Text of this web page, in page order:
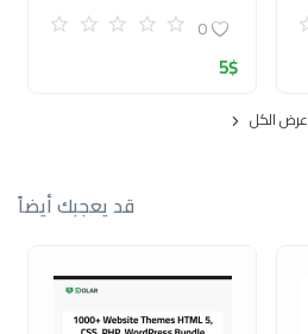
0
5$
عرض الكل
قد يعجبك أيضاً